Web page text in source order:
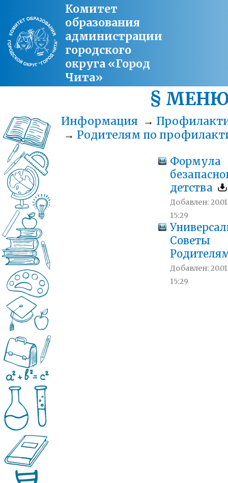
Комитет
образования
администрации
городского
округа «Город
Чита»
§
Информация →
→ Родителям по
Формула
детства
Добавлен:
15:29
Советы
Добавлен:
15:29